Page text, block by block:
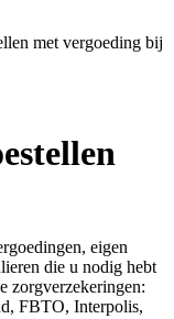
met vergoeding bij
eigen
die u nodig hebt
zorgverzekeringen:
FBTO, Interpolis,